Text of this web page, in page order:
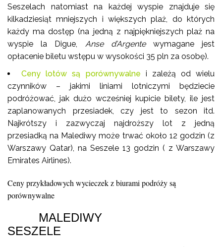
Seszelach natomiast na każdej wyspie znajduje się
kilkadziesiąt mniejszych i większych plaż, do których
każdy ma dostęp (na jedną z najpiękniejszych plaż na
wyspie la Digue, Anse d’Argentewymagane jest
opłacenie biletu wstępu w wysokości 35 pln za osobę).
Ceny lotów są porównywalne i zależą od wielu
czynników – jakimi liniami lotniczymi będziecie
podróżować, jak dużo wcześniej kupicie bilety, ile jest
zaplanowanych przesiadek, czy jest to sezon itd.
Najkrótszy i zazwyczaj najdroższy lot z jedną
przesiadką na Malediwy może trwać około 12 godzin (z
Warszawy Qatar), na Seszele 13 godzin ( z Warszawy
Emirates Airlines).
Ceny przykładowych wycieczek z biurami podróży są
porównywalne
MALEDIWY
SESZELE